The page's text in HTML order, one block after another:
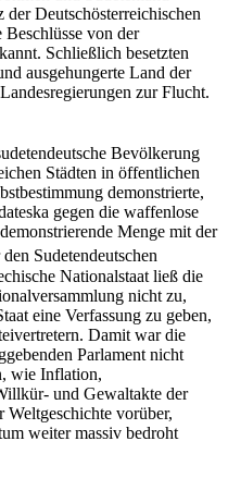
der Deutschösterreichischen
von der
Schließlich besetzten
ausgehungerte Land der
zur Flucht.
Bevölkerung
Städten in öffentlichen
demonstrierte,
gegen die waffenlose
Menge mit der
Sudetendeutschen
Nationalstaat ließ die
nicht zu,
eine Verfassung zu geben,
Damit war die
Parlament nicht
wie Inflation,
und Gewaltakte der
Weltgeschichte vorüber,
weiter massiv bedroht